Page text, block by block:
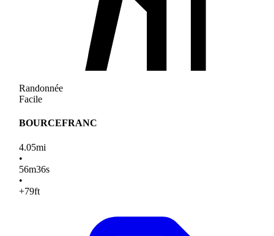
Randonnée
Facile
BOURCEFRANC
4.05mi
•
56m36s
•
+79ft